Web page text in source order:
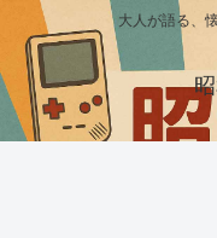
大人が語る、